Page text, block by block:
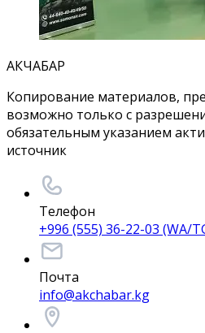
АКЧАБАР
Копирование материалов,
возможно только с
обязательным указанием
источник
Телефон
+996 (555) 36-22-03 (WA/
Почта
info@akchabar.kg